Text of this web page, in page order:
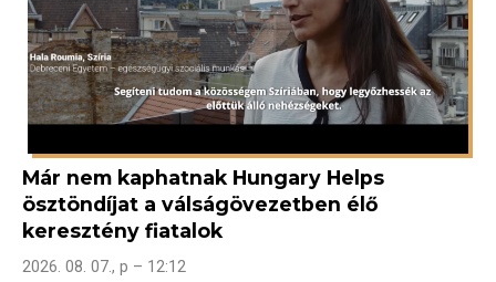
Már nem kaphatnak Hungary Helps
ösztöndíjat a válságövezetben élő
keresztény fiatalok
2026. 08. 07., p – 12:12